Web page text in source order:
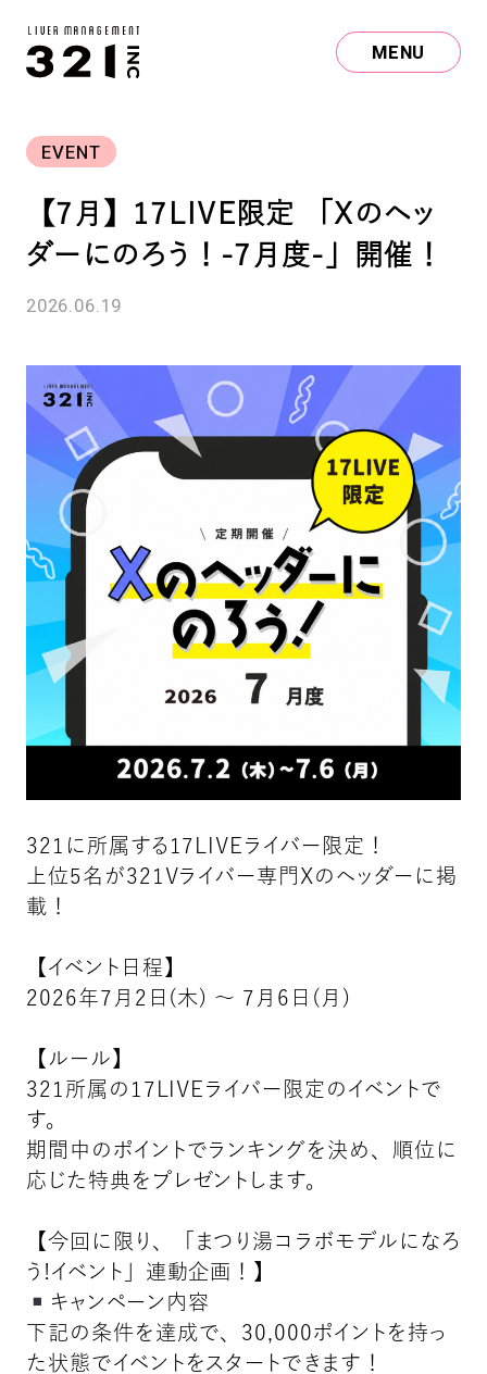
MENU
EVENT
【7月】17LIVE限定 「Xのヘッ
ダーにのろう！-7月度-」開催！
2026.06.19
321に所属する17LIVEライバー限定！
上位5名が321Vライバー専門Xのヘッダーに掲
載！
【イベント日程】
2026年7月2日(木) 〜 7月6日(月)
【ルール】
321所属の17LIVEライバー限定のイベントで
す。
期間中のポイントでランキングを決め、順位に
応じた特典をプレゼントします。
【今回に限り、「まつり湯コラボモデルになろ
う!イベント」連動企画！】
キャンペーン内容
下記の条件を達成で、30,000ポイントを持っ
た状態でイベントをスタートできます！